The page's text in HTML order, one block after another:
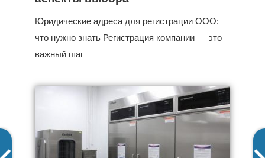
Юридические адреса для регистрации ООО:
что нужно знать Регистрация компании — это
важный шаг